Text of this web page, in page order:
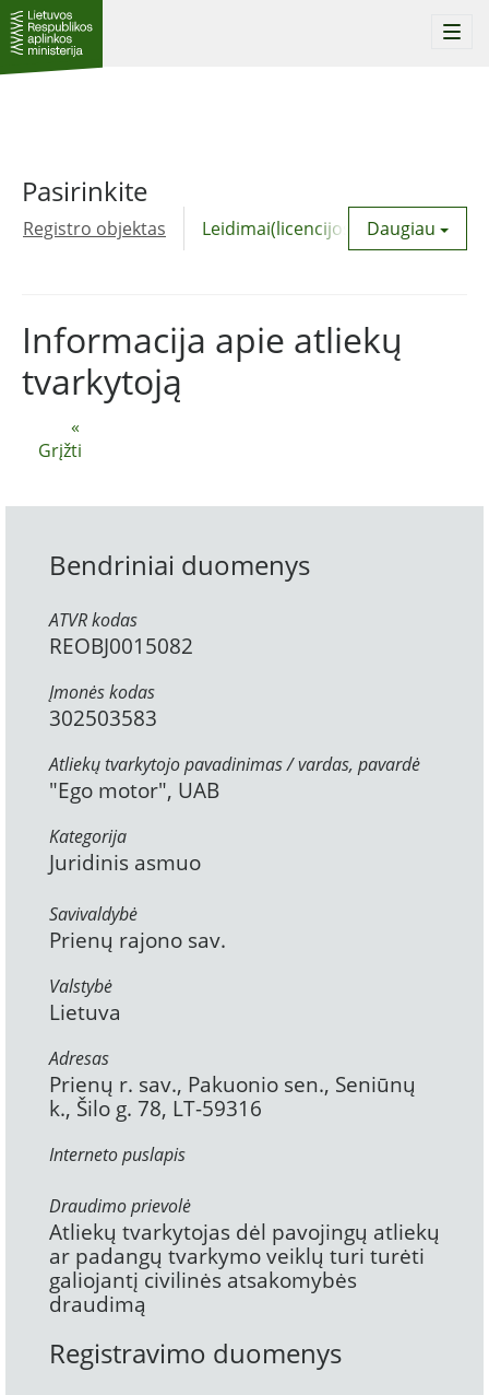
Pasirinkite
Registro objektas Leidimai(licencijos) Daugiau
«
Grįžti
Informacija apie atliekų
tvarkytoją
Bendriniai duomenys
ATVR kodas
REOBJ0015082
Įmonės kodas
302503583
Atliekų tvarkytojo pavadinimas / vardas, pavardė
"Ego motor", UAB
Kategorija
Juridinis asmuo
Savivaldybė
Prienų rajono sav.
Valstybė
Lietuva
Adresas
Prienų r. sav., Pakuonio sen., Seniūnų
k., Šilo g. 78, LT-59316
Interneto puslapis
Draudimo prievolė
Atliekų tvarkytojas dėl pavojingų atliekų
ar padangų tvarkymo veiklų turi turėti
galiojantį civilinės atsakomybės
draudimą
Registravimo duomenys